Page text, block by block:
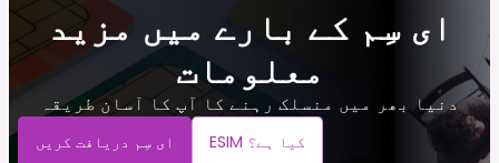
ای سِم کے بارے میں مزید
معلومات
دنیا بھر میں منسلک رہنے کا آپ کا آسان طریقہ
ای سِم دریافت کریں ESIM کیا ہے؟